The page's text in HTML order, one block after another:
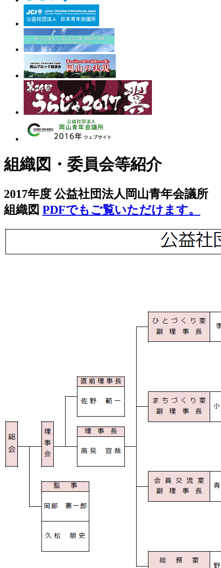
組織図・委員会等紹介
2017年度 公益社団法人岡山青年会議所
組織図 PDFでもご覧いただけます。